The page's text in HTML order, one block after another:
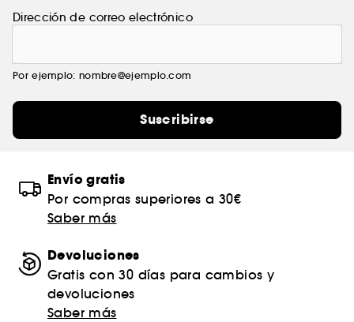
Dirección de correo electrónico
Por ejemplo: nombre@ejemplo.com
Suscribirse
Envío gratis
Por compras superiores a 30€
Saber más
Devoluciones
Gratis con 30 días para cambios y
devoluciones
Saber más